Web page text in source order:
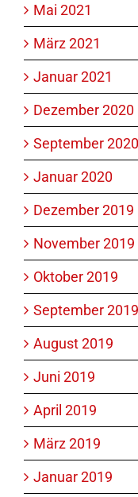
Mai 2021
März 2021
Januar 2021
Dezember 2020
September 2020
Januar 2020
Dezember 2019
November 2019
Oktober 2019
September 2019
August 2019
Juni 2019
April 2019
März 2019
Januar 2019